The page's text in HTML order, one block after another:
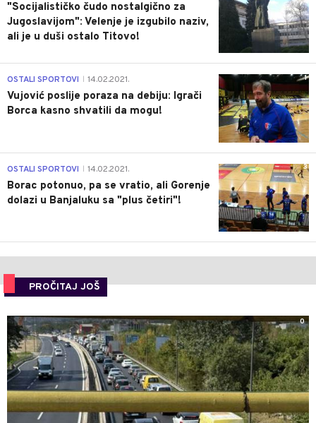
"Socijalističko čudo nostalgično za
Jugoslavijom": Velenje je izgubilo naziv,
ali je u duši ostalo Titovo!
1
OSTALI SPORTOVI 14.02.2021.
Vujović poslije poraza na debiju: Igrači
Borca kasno shvatili da mogu!
3
OSTALI SPORTOVI 14.02.2021.
Borac potonuo, pa se vratio, ali Gorenje
dolazi u Banjaluku sa "plus četiri"!
PROČITAJ JOŠ
0